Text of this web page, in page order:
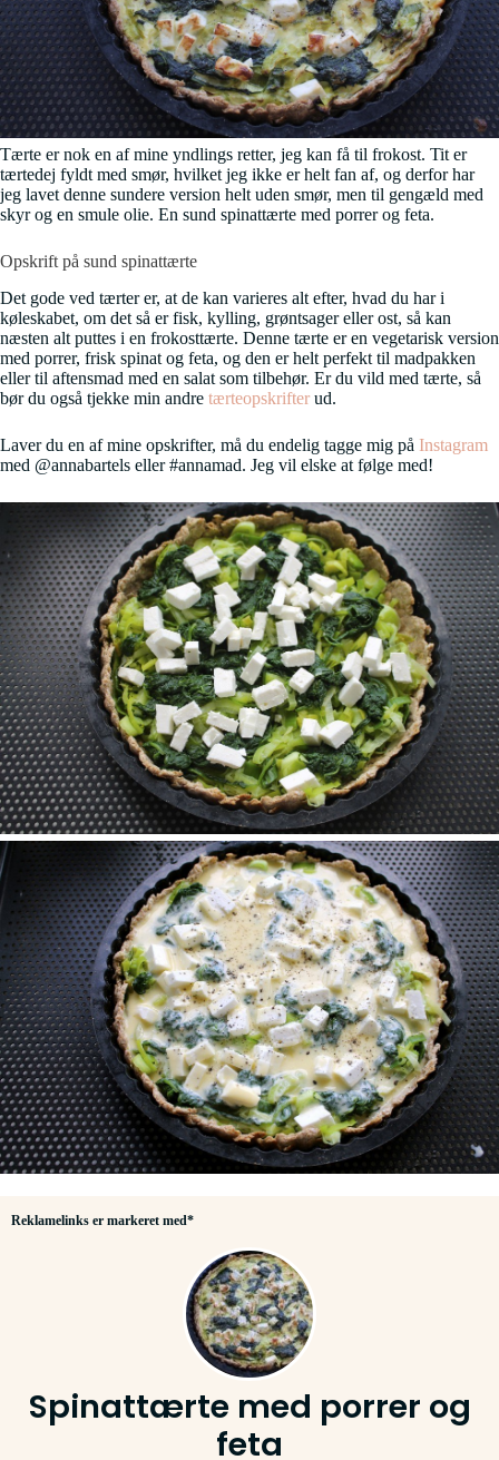
Tærte er nok en af mine yndlings retter, jeg kan få til frokost. Tit er
tærtedej fyldt med smør, hvilket jeg ikke er helt fan af, og derfor har
jeg lavet denne sundere version helt uden smør, men til gengæld med
skyr og en smule olie. En sund spinattærte med porrer og feta.
Opskrift på sund spinattærte
Det gode ved tærter er, at de kan varieres alt efter, hvad du har i
køleskabet, om det så er fisk, kylling, grøntsager eller ost, så kan
næsten alt puttes i en frokosttærte. Denne tærte er en vegetarisk version
med porrer, frisk spinat og feta, og den er helt perfekt til madpakken
eller til aftensmad med en salat som tilbehør. Er du vild med tærte, så
bør du også tjekke min andre tærteopskrifter ud.
Laver du en af mine opskrifter, må du endelig tagge mig på Instagram
med @annabartels eller #annamad. Jeg vil elske at følge med!
Reklamelinks er markeret med*
Spinattærte med porrer og
feta